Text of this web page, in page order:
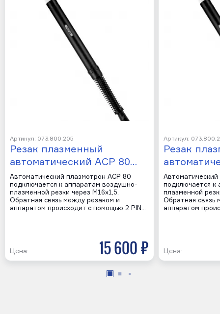
Артикул: 073.800.205
Резак плазменный
автоматический ACP 80…
Автоматический плазмотрон ACP 80
подключается к аппаратам воздушно-
плазменной резки через M16х1,5.
Обратная связь между резаком и
аппаратом происходит с помощью 2 PIN…
Цена: 15 600 р
Артикул:
Резак
подключается к
плазменной
Обратная связь
аппаратом
Цена: